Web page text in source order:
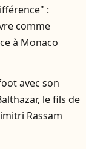
:
comme
à Monaco
avec son
le fils de
Rassam